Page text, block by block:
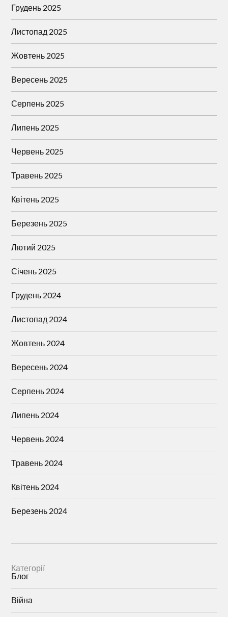
Грудень 2025
Листопад 2025
Жовтень 2025
Вересень 2025
Серпень 2025
Липень 2025
Червень 2025
Травень 2025
Квітень 2025
Березень 2025
Лютий 2025
Січень 2025
Грудень 2024
Листопад 2024
Жовтень 2024
Вересень 2024
Серпень 2024
Липень 2024
Червень 2024
Травень 2024
Квітень 2024
Березень 2024
Категорії
Блог
Війна